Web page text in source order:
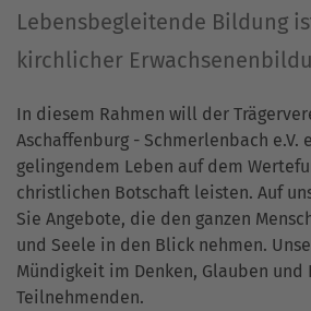
Lebensbegleitende Bildung
kirchlicher
In diesem Rahmen will der
Aschaffenburg - Schmerlenbach e.V.
gelingendem Leben auf dem
christlichen Botschaft leisten. Auf
Sie Angebote, die den ganzen
und Seele in den Blick nehmen.
Mündigkeit im Denken, Glauben und
Teilnehmenden.